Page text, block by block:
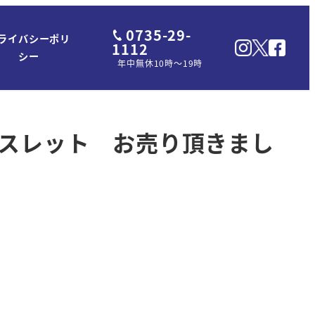
イバシーポリ
シー
0735-29-
1112
年中無休10時～19時
レット お売り頂きまし